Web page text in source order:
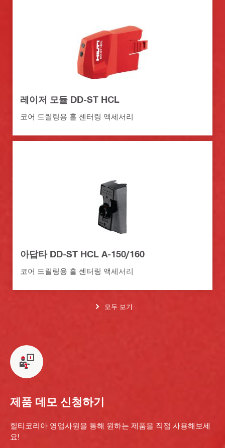
레이저 모듈 DD-ST HCL
코어 드릴링용 홀 센터링 액세서리
아답타 DD-ST HCL A-150/160
코어 드릴링용 홀 센터링 액세서리
모두 보기
제품 데모 신청하기
힐티코리아 영업사원을 통해 원하는 제품을 직접 사용해보세
요!